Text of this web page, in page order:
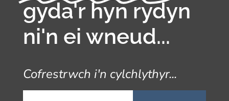
gyda'r hyn rydyn
ni'n ei wneud...
Cofrestrwch i'n cylchlythyr...